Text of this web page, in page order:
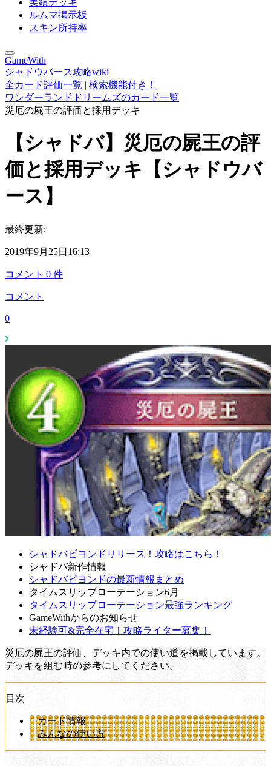
実績デッキ
ルムマ掲示板
スキン所持率
GameWith
シャドウバース攻略wiki
全カード評価一覧 | 検索機能付き！
ワンダーランドドリームズのカード一覧
災厄の屍王の評価と採用デッキ
【シャドバ】災厄の屍王の評
価と採用デッキ【シャドウバ
ース】
最終更新:
2019年9月25日16:13
コメント 0 件
コメント
0
シャドバビヨンドリリース！攻略はこちら！
シャドバ新作情報
シャドバビヨンドの最新情報まとめ
タイムスリップローテーション6月
タイムスリップローテーション最強ランキング
GameWithからのお知らせ
未経験可&完全在宅！攻略ライター募集！
災厄の屍王の評価、デッキ内での使い道を掲載しています。
デッキを組む時の参考にしてください。
目次
カード情報
みんなの使い方